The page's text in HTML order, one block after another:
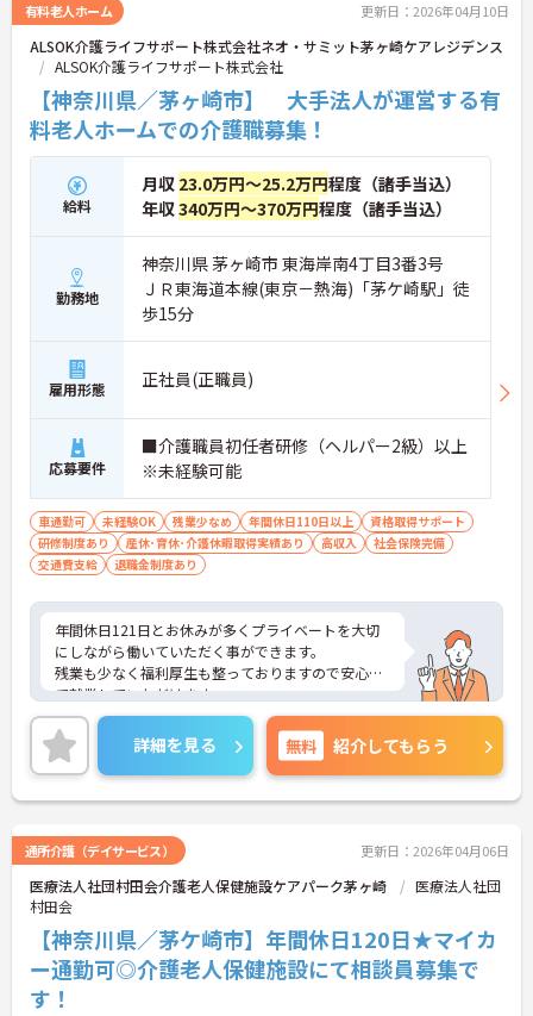
有料老人ホーム 更新日：2026年04月10日
ALSOK介護ライフサポート株式会社ネオ・サミット茅ヶ崎ケアレジデンス
ALSOK介護ライフサポート株式会社
【神奈川県／茅ヶ崎市】 大手法人が運営する有
料老人ホームでの介護職募集！
給料
月収 23.0万円～25.2万円程度（諸手当込）
年収340万円～370万円程度（諸手当込）
勤務地
神奈川県 茅ヶ崎市 東海岸南4丁目3番3号
ＪＲ東海道本線(東京－熱海)「茅ケ崎駅」徒
歩15分
雇用形態 正社員(正職員)
応募要件
■介護職員初任者研修（ヘルパー2級）以上
※未経験可能
車通勤可 未経験OK 残業少なめ 年間休日110日以上
資格取得サポート
研修制度あり
産休･育休･介護休暇取得実績あり 高収入
社会保険完備
交通費支給
退職金制度あり
年間休日121日とお休みが多くプライベートを大切
にしながら働いていただく事ができます。
残業も少なく福利厚生も整っておりますので安心し
て就業していただけます。
ご興味のある方は面接対策ポイントなどお話致しま
すのでお気軽にお問い合わせください。
詳細を見る 無料 紹介してもらう
通所介護（デイサービス） 更新日：2026年04月06日
医療法人社団村田会介護老人保健施設ケアパーク茅ヶ崎
医療法人社団
村田会
【神奈川県／茅ケ崎市】年間休日120日★マイカ
ー通勤可◎介護老人保健施設にて相談員募集で
す！